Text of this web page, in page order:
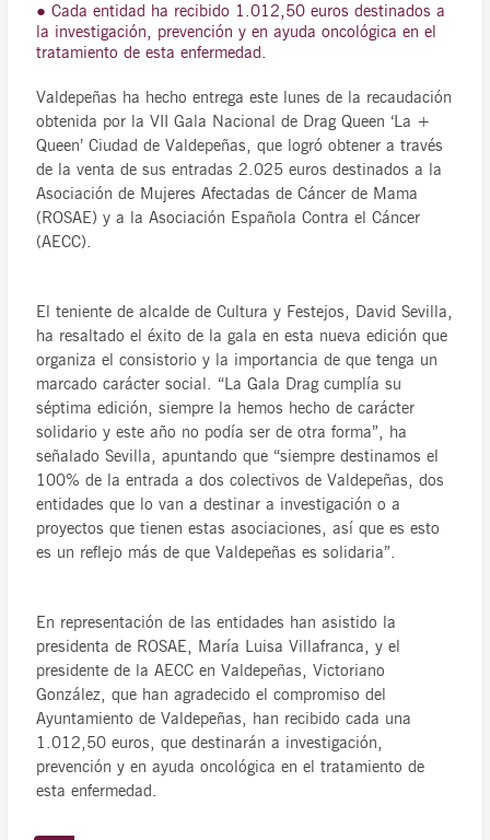
● Cada entidad ha recibido 1.012,50 euros destinados a
la investigación, prevención y en ayuda oncológica en el
tratamiento de esta enfermedad.
Valdepeñas ha hecho entrega este lunes de la recaudación
obtenida por la VII Gala Nacional de Drag Queen ‘La +
Queen’ Ciudad de Valdepeñas, que logró obtener a través
de la venta de sus entradas 2.025 euros destinados a la
Asociación de Mujeres Afectadas de Cáncer de Mama
(ROSAE) y a la Asociación Española Contra el Cáncer
(AECC).
El teniente de alcalde de Cultura y Festejos, David Sevilla,
ha resaltado el éxito de la gala en esta nueva edición que
organiza el consistorio y la importancia de que tenga un
marcado carácter social. “La Gala Drag cumplía su
séptima edición, siempre la hemos hecho de carácter
solidario y este año no podía ser de otra forma”, ha
señalado Sevilla, apuntando que “siempre destinamos el
100% de la entrada a dos colectivos de Valdepeñas, dos
entidades que lo van a destinar a investigación o a
proyectos que tienen estas asociaciones, así que es esto
es un reflejo más de que Valdepeñas es solidaria”.
En representación de las entidades han asistido la
presidenta de ROSAE, María Luisa Villafranca, y el
presidente de la AECC en Valdepeñas, Victoriano
González, que han agradecido el compromiso del
Ayuntamiento de Valdepeñas, han recibido cada una
1.012,50 euros, que destinarán a investigación,
prevención y en ayuda oncológica en el tratamiento de
esta enfermedad.